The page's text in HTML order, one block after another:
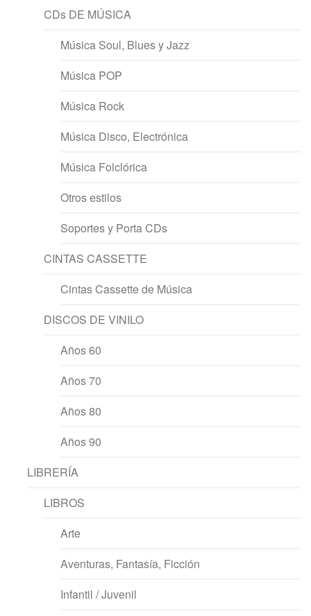
CDs DE MÚSICA
Música Soul, Blues y Jazz
Música POP
Música Rock
Música Disco, Electrónica
Música Folclórica
Otros estilos
Soportes y Porta CDs
CINTAS CASSETTE
Cintas Cassette de Música
DISCOS DE VINILO
Años 60
Años 70
Años 80
Años 90
LIBRERÍA
LIBROS
Arte
Aventuras, Fantasía, Ficción
Infantil / Juvenil